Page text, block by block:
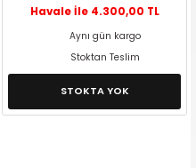
Havale İle 4.300,00 TL
Aynı gün kargo
Stoktan Teslim
STOKTA YOK